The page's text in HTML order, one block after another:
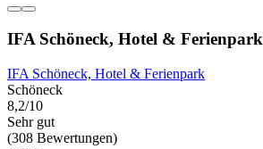
IFA Schöneck, Hotel & Ferienpark
IFA Schöneck, Hotel & Ferienpark
Schöneck
8,2/10
Sehr gut
(308 Bewertungen)